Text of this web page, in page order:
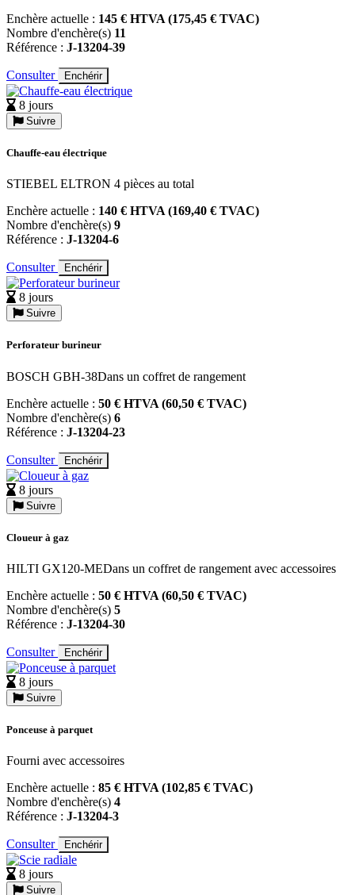
Enchère actuelle : 145 € HTVA (175,45 € TVAC)
Nombre d'enchère(s) 11
Référence : J-13204-39
Consulter Enchérir
8 jours
Suivre
Chauffe-eau électrique
STIEBEL ELTRON 4 pièces au total
Enchère actuelle : 140 € HTVA (169,40 € TVAC)
Nombre d'enchère(s) 9
Référence : J-13204-6
Consulter Enchérir
8 jours
Suivre
Perforateur burineur
BOSCH GBH-38Dans un coffret de rangement
Enchère actuelle : 50 € HTVA (60,50 € TVAC)
Nombre d'enchère(s) 6
Référence : J-13204-23
Consulter Enchérir
8 jours
Suivre
Cloueur à gaz
HILTI GX120-MEDans un coffret de rangement avec accessoires
Enchère actuelle : 50 € HTVA (60,50 € TVAC)
Nombre d'enchère(s) 5
Référence : J-13204-30
Consulter Enchérir
8 jours
Suivre
Ponceuse à parquet
Fourni avec accessoires
Enchère actuelle : 85 € HTVA (102,85 € TVAC)
Nombre d'enchère(s) 4
Référence : J-13204-3
Consulter Enchérir
8 jours
Suivre